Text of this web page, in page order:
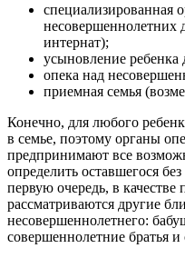
специализированная
несовершеннолетних
интернат);
усыновление
опека над
приемная семья
Конечно, для любого
в семье, поэтому органы
предпринимают все
определить оставшегося
первую очередь, в
рассматриваются другие
несовершеннолетнего:
совершеннолетние братья и